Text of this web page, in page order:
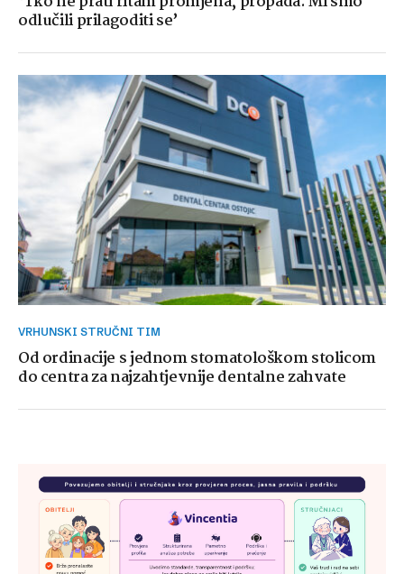
odlučili prilagoditi se’
VRHUNSKI STRUČNI TIM
Od ordinacije s jednom stomatološkom stolicom
do centra za najzahtjevnije dentalne zahvate